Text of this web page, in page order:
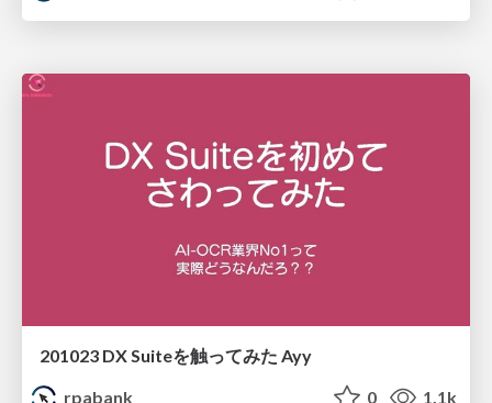
201023 DX Suiteを触ってみた Ayy
rpabank
0 1.1k